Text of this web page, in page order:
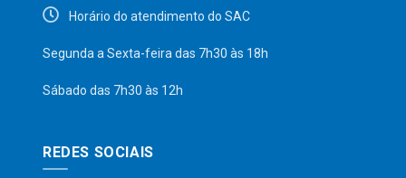
Horário do atendimento do SAC
Segunda a Sexta-feira das 7h30 às 18h
Sábado das 7h30 às 12h
REDES SOCIAIS